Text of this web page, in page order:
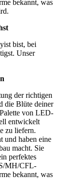
bekannt, was
bist, bei
Unser
der richtigen
die Blüte deiner
von LED-
entwickelt
zu liefern.
und haben eine
macht. Sie
perfektes
MH/CFL-
bekannt, was